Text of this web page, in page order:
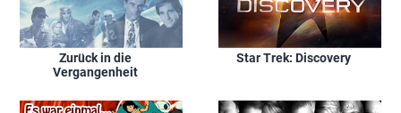
Zurück in die
Vergangenheit
Star Trek: Discovery